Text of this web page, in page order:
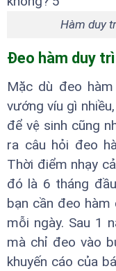
Hàm duy
Đeo hàm duy
Mặc dù đeo
vướng víu gì
để vệ sinh cũng
ra câu hỏi đeo
Thời điểm nhạy
đó là 6 tháng
bạn cần đeo
mỗi ngày. Sau 1
mà chỉ đeo vào
khuyến cáo của